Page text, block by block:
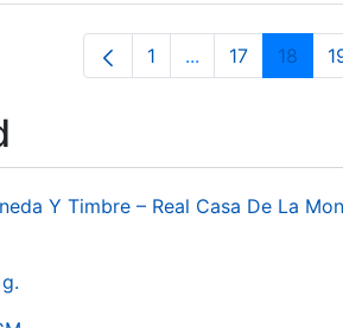
Page
1 ...Intermediate
Page
17 Page
18
Y Timbre – Real Casa De La